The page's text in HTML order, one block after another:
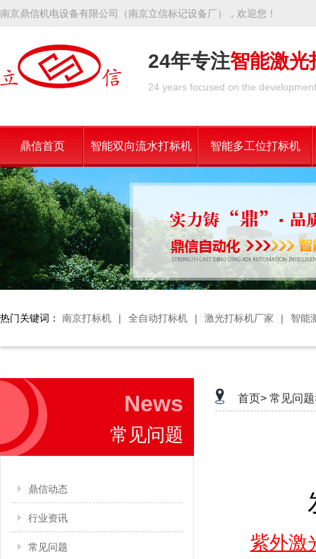
南京鼎信机电设备有限公司（南京立信标记设备厂），欢迎您！
24年专注智能激光
24 years focused on the
鼎信首页 智能双向流水打标机 智能多工位打标机
热门关键词： 南京打标机 | 全自动打标机 | 激光打标机厂家 | 智能
News
常见问题
鼎信动态
行业资讯
常见问题
首页> 常见问
紫外激